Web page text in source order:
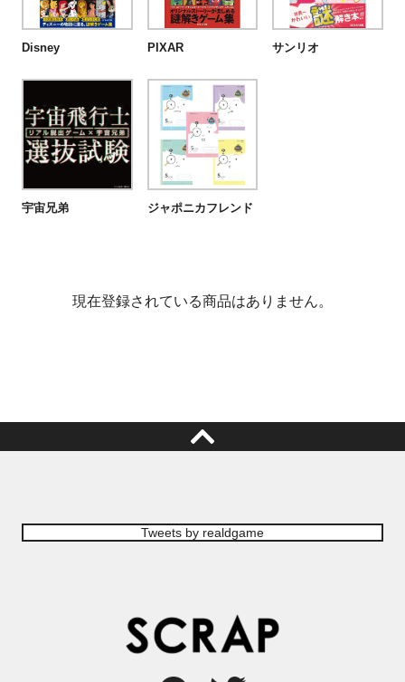
Disney PIXAR サンリオ
宇宙兄弟 ジャポニカフレンド
現在登録されている商品はありません。
Tweets by realdgame